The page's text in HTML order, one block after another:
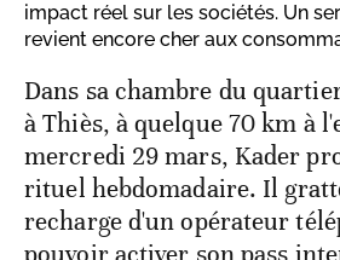
impact réel sur les sociétés. Un
revient encore cher aux
Dans sa chambre du
à Thiès, à quelque 70 km à
mercredi 29 mars, Kader
rituel hebdomadaire. Il
recharge d'un opérateur